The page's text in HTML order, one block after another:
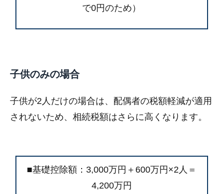
で0円のため）
子供のみの場合
子供が2人だけの場合は、配偶者の税額軽減が適用
されないため、相続税額はさらに高くなります。
■基礎控除額：3,000万円＋600万円×2人＝
4,200万円